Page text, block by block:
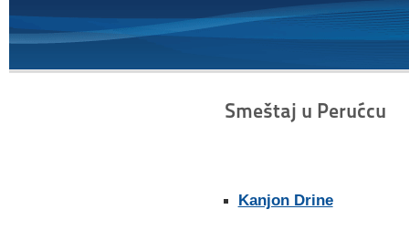
Smeštaj u Perućcu
Kanjon Drine